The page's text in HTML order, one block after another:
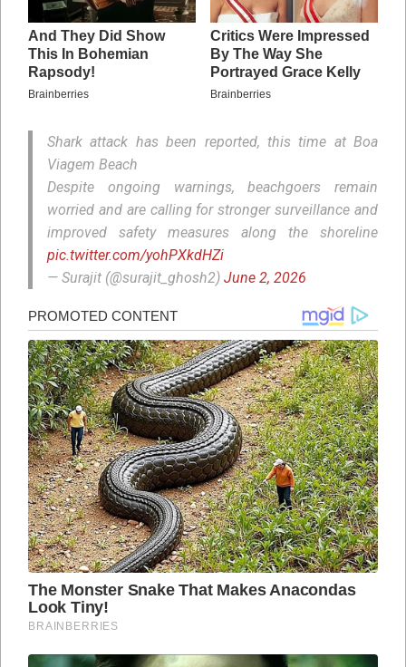
Shark attack has been reported, this time at Boa
Viagem Beach
Despite ongoing warnings, beachgoers remain
worried and are calling for stronger surveillance and
improved safety measures along the shoreline
pic.twitter.com/yohPXkdHZi
— Surajit (@surajit_ghosh2) June 2, 2026